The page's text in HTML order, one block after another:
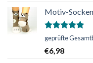
Motiv-
Bewertet
von 5
geprüfte
€6,98